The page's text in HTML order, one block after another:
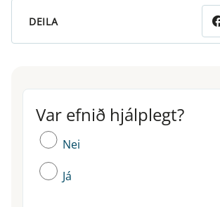
DEILA
Var efnið hjálplegt?
Var efnið hjálplegt?
Nei
Já